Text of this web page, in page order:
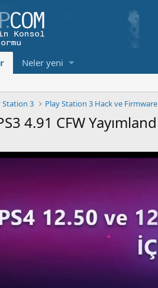
Neler yeni
Station 3 Play Station 3 Hack ve Firmware
4.91 CFW